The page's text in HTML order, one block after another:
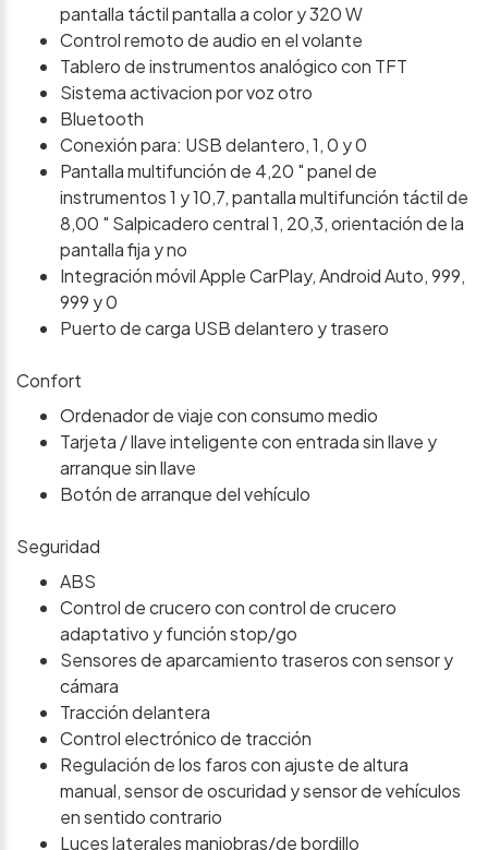
pantalla táctil pantalla a color y 320 W
Control remoto de audio en el volante
Tablero de instrumentos analógico con TFT
Sistema activacion por voz otro
Bluetooth
Conexión para: USB delantero, 1, 0 y 0
Pantalla multifunción de 4,20 " panel de
instrumentos 1 y 10,7, pantalla multifunción táctil de
8,00 " Salpicadero central 1, 20,3, orientación de la
pantalla fija y no
Integración móvil Apple CarPlay, Android Auto, 999,
999 y 0
Puerto de carga USB delantero y trasero
Confort
Ordenador de viaje con consumo medio
Tarjeta / llave inteligente con entrada sin llave y
arranque sin llave
Botón de arranque del vehículo
Seguridad
ABS
Control de crucero con control de crucero
adaptativo y función stop/go
Sensores de aparcamiento traseros con sensor y
cámara
Tracción delantera
Control electrónico de tracción
Regulación de los faros con ajuste de altura
manual, sensor de oscuridad y sensor de vehículos
en sentido contrario
Luces laterales maniobras/de bordillo